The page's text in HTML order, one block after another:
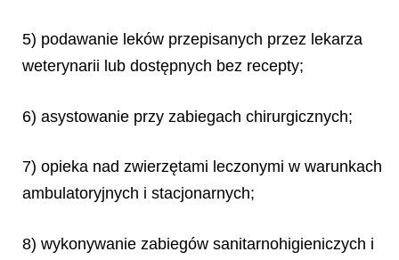
5) podawanie leków przepisanych przez lekarza
weterynarii lub dostępnych bez recepty;
6) asystowanie przy zabiegach chirurgicznych;
7) opieka nad zwierzętami leczonymi w warunkach
ambulatoryjnych i stacjonarnych;
8) wykonywanie zabiegów sanitarnohigieniczych i